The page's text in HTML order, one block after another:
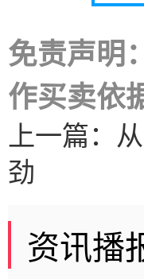
免责声明
作买卖依
上一篇：
劲
资讯播